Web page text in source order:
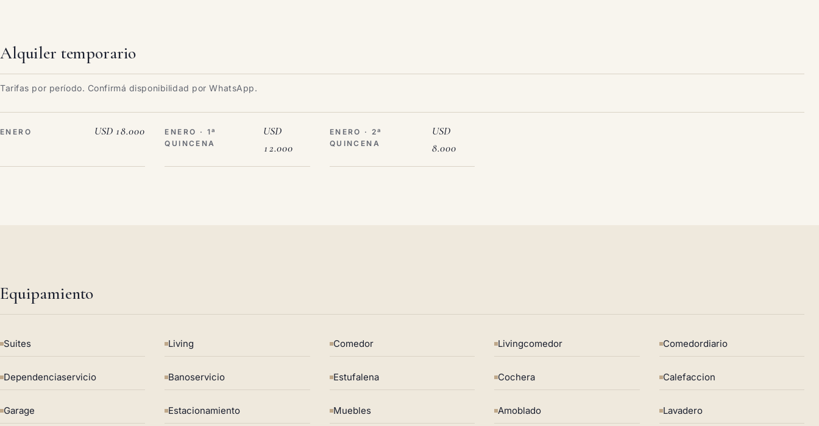
Alquiler temporario
Tarifas por período. Confirmá disponibilidad por WhatsApp.
ENERO USD 18.000
ENERO · 1ª
QUINCENA
USD
12.000
ENERO · 2ª
QUINCENA
USD
8.000
Equipamiento
Suites Living Comedor Livingcomedor Comedordiario
Dependenciaservicio Banoservicio Estufalena Cochera Calefaccion
Garage Estacionamiento Muebles Amoblado Lavadero